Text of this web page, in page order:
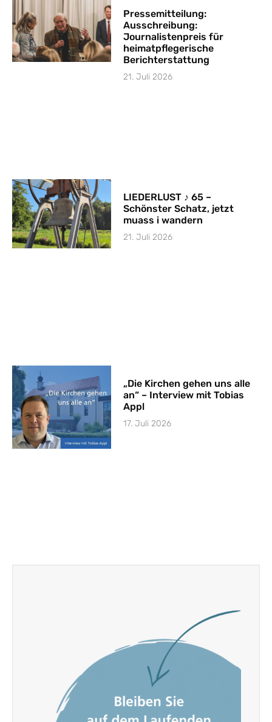
Pressemitteilung:
Ausschreibung:
Journalistenpreis für
heimatpflegerische
Berichterstattung
21. Juli 2026
LIEDERLUST ♪ 65 –
Schönster Schatz, jetzt
muass i wandern
21. Juli 2026
„Die Kirchen gehen uns alle
an“ – Interview mit Tobias
Appl
17. Juli 2026